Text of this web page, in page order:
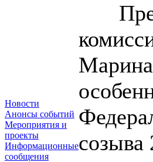
Новости
Анонсы событий
Мероприятия и
проекты
Информационные
сообщения
созыва